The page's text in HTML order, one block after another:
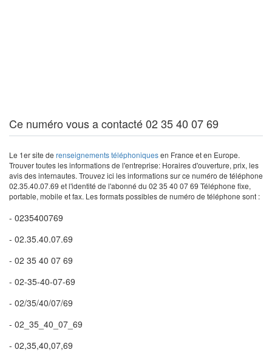
Ce numéro vous a contacté 02 35 40 07 69
Le 1er site de renseignements téléphoniquesen France et en Europe.
Trouver toutes les informations de l'entreprise: Horaires d'ouverture, prix, les
avis des internautes. Trouvez ici les informations sur ce numéro de téléphone
02.35.40.07.69 et l'identité de l'abonné du 02 35 40 07 69 Téléphone fixe,
portable, mobile et fax. Les formats possibles de numéro de téléphone sont :
- 0235400769
- 02.35.40.07.69
- 02 35 40 07 69
- 02-35-40-07-69
- 02/35/40/07/69
- 02_35_40_07_69
- 02,35,40,07,69